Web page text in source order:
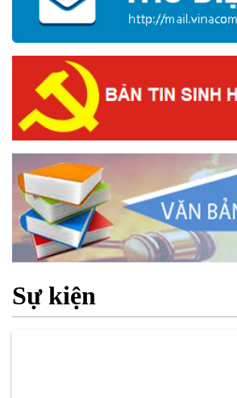
Sự kiện